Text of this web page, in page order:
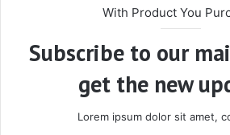
With Product You
Subscribe to our
get the new
Lorem ipsum dolor sit amet,